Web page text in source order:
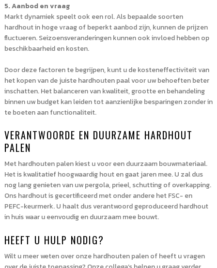
5. Aanbod en vraag
Markt dynamiek speelt ook een rol. Als bepaalde soorten
hardhout in hoge vraag of beperkt aanbod zijn, kunnen de prijzen
fluctueren. Seizoensveranderingen kunnen ook invloed hebben op
beschikbaarheid en kosten.
Door deze factoren te begrijpen, kunt u de kosteneffectiviteit van
het kopen van de juiste hardhouten paal voor uw behoeften beter
inschatten. Het balanceren van kwaliteit, grootte en behandeling
binnen uw budget kan leiden tot aanzienlijke besparingen zonder in
te boeten aan functionaliteit.
VERANTWOORDE EN DUURZAME HARDHOUT
PALEN
Met hardhouten palen kiest u voor een duurzaam bouwmateriaal.
Het is kwalitatief hoogwaardig hout en gaat jaren mee. U zal dus
nog lang genieten van uw pergola, prieel, schutting of overkapping.
Ons hardhout is gecertificeerd met onder andere het FSC- en
PEFC-keurmerk. U haalt dus verantwoord geproduceerd hardhout
in huis waar u eenvoudig en duurzaam mee bouwt.
HEEFT U HULP NODIG?
Wilt u meer weten over onze hardhouten palen of heeft u vragen